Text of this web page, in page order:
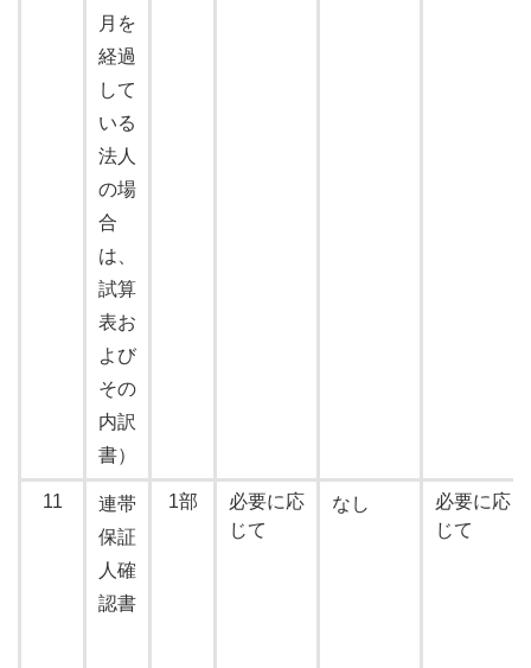
月を
経過
して
いる
法人
の場
合
は、
試算
表お
よび
その
内訳
書）
11
連帯
保証
人確
認書
1部
必要に応
じて
なし
必要に応
じて